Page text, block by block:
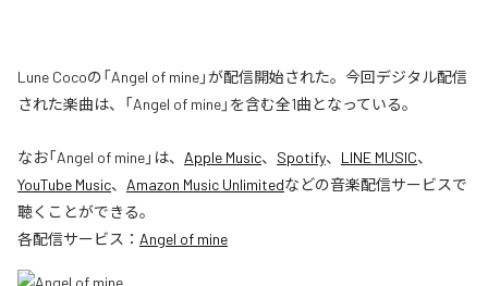
Lune Cocoの「Angel of mine」が配信開始された。今回デジタル配信
された楽曲は、「Angel of mine」を含む全1曲となっている。
なお「Angel of mine」は、 Apple Music、 Spotify、 LINE MUSIC、
YouTube Music、 Amazon Music Unlimitedなどの音楽配信サービスで
聴くことができる。
各配信サービス： Angel of mine